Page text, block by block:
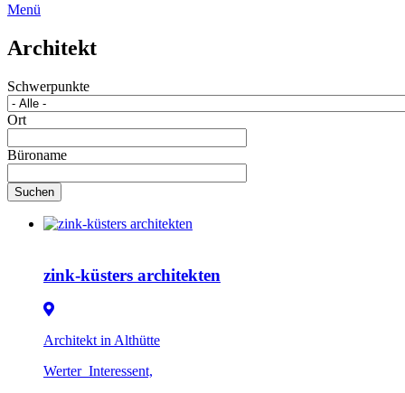
Menü
Architekt
Schwerpunkte
Ort
Büroname
Suchen
zink-küsters architekten
Architekt in Althütte
Werter Interessent,